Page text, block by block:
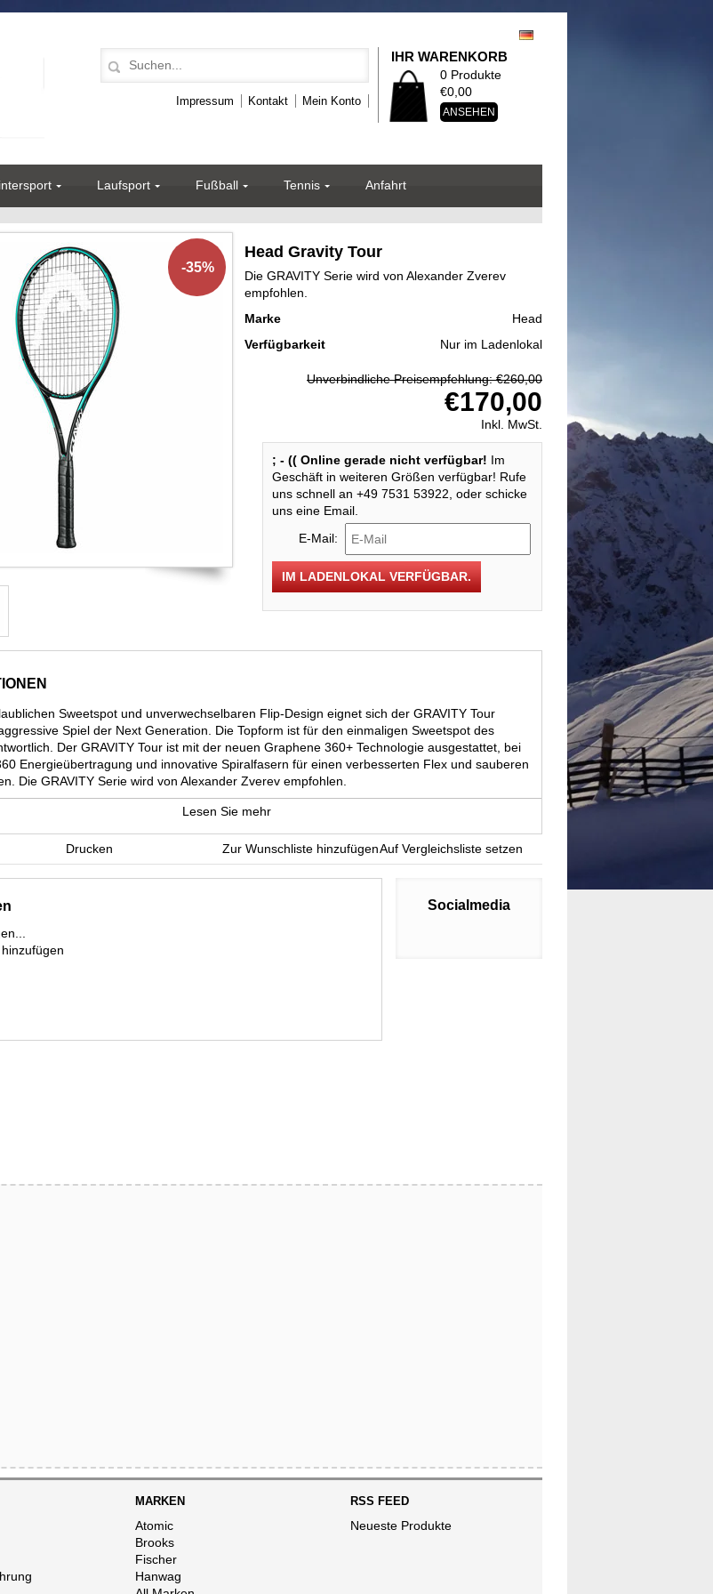
Impressum Kontakt Mein Konto
IHR WARENKORB
0 Produkte
€0,00
ANSEHEN
Laufsport Fußball Tennis Anfahrt
-35%
Head Gravity Tour
Die GRAVITY Serie wird von Alexander Zverev
empfohlen.
Marke
Head
Verfügbarkeit
Nur im Ladenlokal
Unverbindliche Preisempfehlung: €260,00
€170,00
Inkl. MwSt.
; - (( Online gerade nicht verfügbar! Im
Geschäft in weiteren Größen verfügbar! Rufe
uns schnell an +49 7531 53922, oder schicke
uns eine Email.
E-Mail:
IM LADENLOKAL VERFÜGBAR.
Sweetspot und unverwechselbaren Flip-Design eignet sich der GRAVITY Tour
Spiel der Next Generation. Die Topform ist für den einmaligen Sweetspot des
Der GRAVITY Tour ist mit der neuen Graphene 360+ Technologie ausgestattet, bei
Energieübertragung und innovative Spiralfasern für einen verbesserten Flex und sauberen
Die GRAVITY Serie wird von Alexander Zverev empfohlen.
Lesen Sie mehr
Auf Vergleichsliste setzen
Zur Wunschliste hinzufügen
Drucken
Socialmedia
MARKEN
Atomic
Brooks
Fischer
Hanwag
RSS FEED
Neueste Produkte